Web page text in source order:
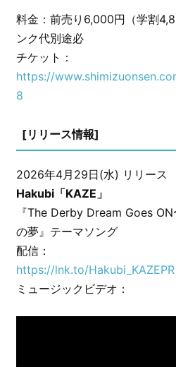
料金：前売り6,000円（学割
ンク代別途必
チケット：
https://
8
[リリース情報]
2026年4月29日(水) リリース
Hakubi「KAZE」
『The Derby Dream Goes
の夢』テーマソング
配信：
https://lnk.to/Hakubi_KAZEPR
ミュージックビデオ：